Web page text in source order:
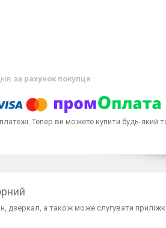
за рахунок покупця
Тепер ви можете купити будь-який
дзеркал, а також може слугувати